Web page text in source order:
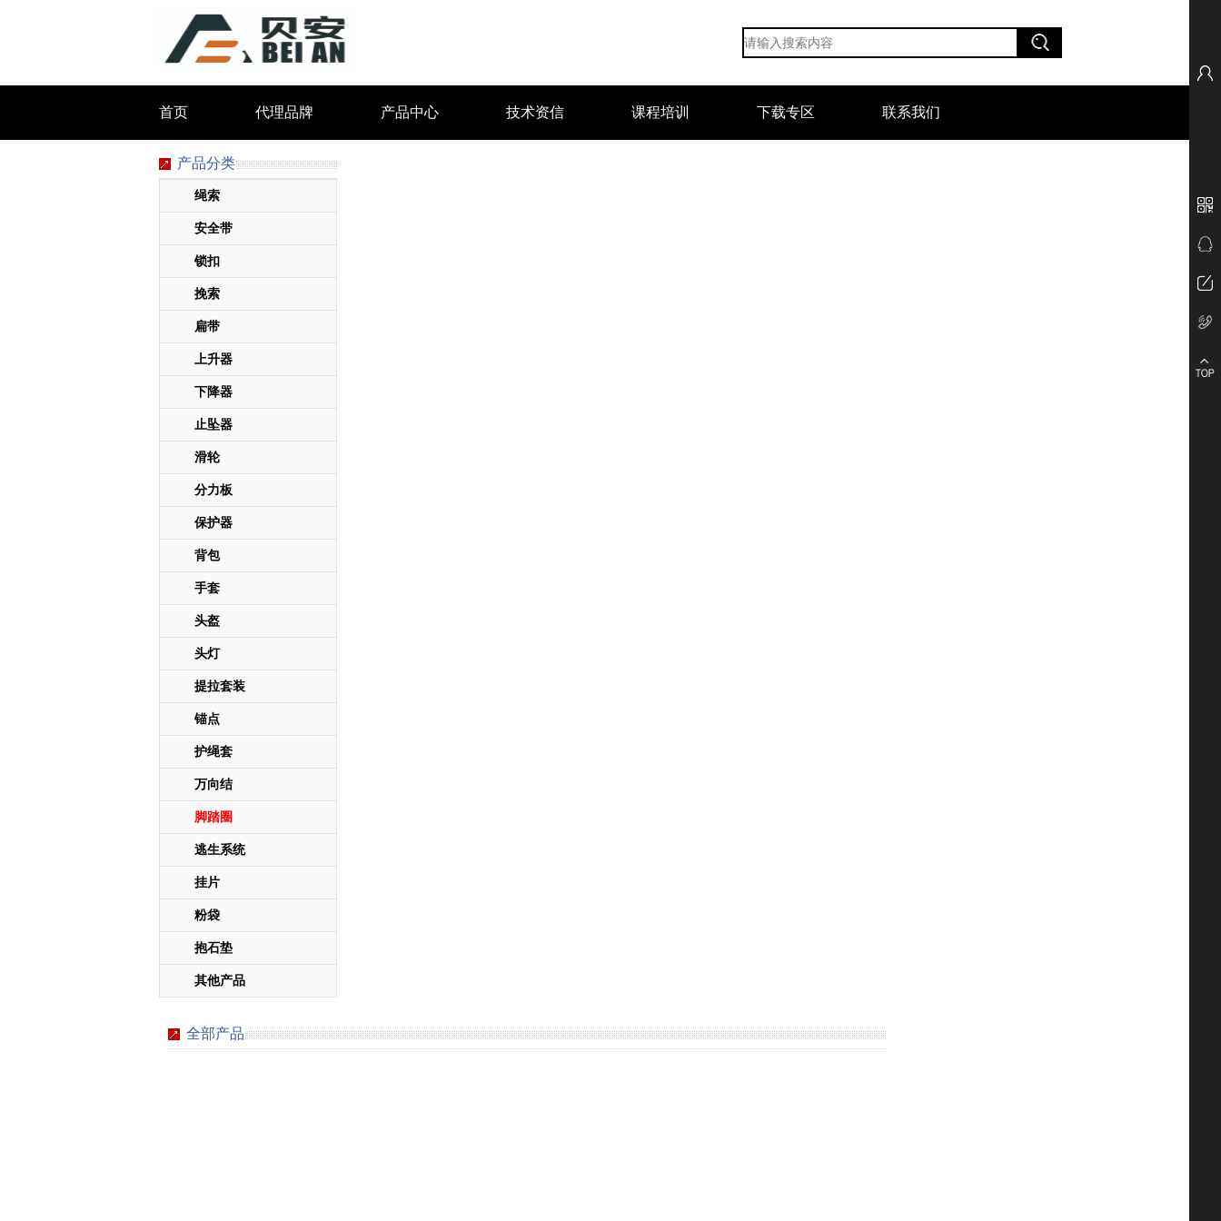
首页 代理品牌 产品中心 技术资信 课程培训 下载专区 联系我们
产品分类
绳索
安全带
锁扣
挽索
扁带
上升器
下降器
止坠器
滑轮
分力板
保护器
背包
手套
头盔
头灯
提拉套装
锚点
护绳套
万向结
脚踏圈
逃生系统
挂片
粉袋
抱石垫
其他产品
全部产品